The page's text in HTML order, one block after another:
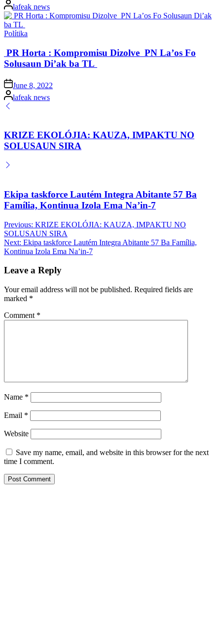
Posted
by
lafeak news
Posted
Polítika
PR Horta : Kompromisu Dizolve PN La’os Fo
Solusaun Di’ak ba TL
Posted
on
June 8, 2022
Posted
by
lafeak news
KRIZE EKOLÓJIA: KAUZA, IMPAKTU NO
SOLUSAUN SIRA
Ekipa taskforce Lautém Integra Abitante 57 Ba
Família, Kontinua Izola Ema Na’in-7
Post
navigation
Previous: KRIZE EKOLÓJIA: KAUZA, IMPAKTU NO
SOLUSAUN SIRA
Next: Ekipa taskforce Lautém Integra Abitante 57 Ba Família,
Kontinua Izola Ema Na’in-7
Leave a Reply
Your email address will not be published. Required fields are
marked *
Comment *
Name *
Email *
Website
Save my name, email, and website in this browser for the next
time I comment.